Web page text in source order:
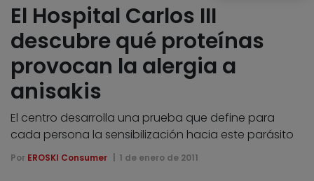
El Hospital Carlos III
descubre qué proteínas
provocan la alergia a
anisakis
El centro desarrolla una prueba que define para
cada persona la sensibilización hacia este parásito
Por EROSKI Consumer 1 de enero de 2011